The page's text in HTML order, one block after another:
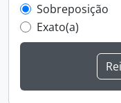
Sobreposição
Exato(a)